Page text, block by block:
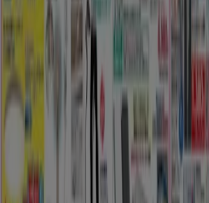
神戸市のホームセンター
タログ
神戸市のチラシとお得な
シェルター 水族館 ランタン カー
スーツケース